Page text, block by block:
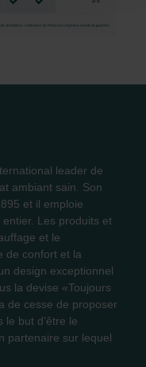
cookies sur votre
utilisé, il se peut
à prendre
aux cookies.
de confidentialité
Zásady ochrany
leader de
ambiant sain. Son
et il emploie
Les produits et
et le
de confort et la
design exceptionnel
la devise «Toujours
de cesse de proposer
but d’être le
partenaire sur lequel